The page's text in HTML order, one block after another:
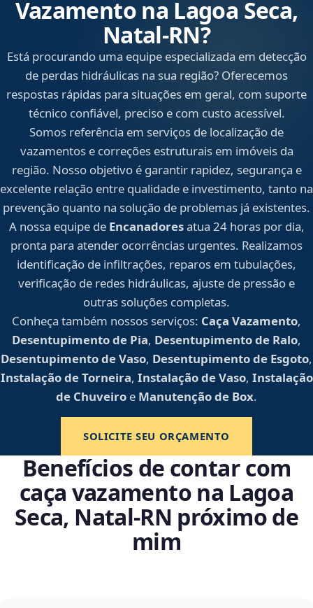
Vazamento na Lagoa Seca,
Natal‑RN?
Está procurando uma equipe especializada em detecção
de perdas hidráulicas na sua região? Oferecemos
respostas rápidas para situações em geral, com suporte
técnico confiável, preciso e com custo acessível.
Somos referência em serviços de localização de
vazamentos e correções estruturais em imóveis da
região. Nosso objetivo é garantir rapidez, segurança e
excelente relação entre qualidade e investimento, tanto na
prevenção quanto na solução de problemas já existentes.
A nossa equipe de Encanadoresatua 24 horas por dia,
pronta para atender ocorrências urgentes. Realizamos
identificação de infiltrações, reparos em tubulações,
verificação de redes hidráulicas, ajuste de pressão e
outras soluções completas.
Conheça também nossos serviços: Caça Vazamento,
Desentupimento de Pia, Desentupimento de Ralo,
Desentupimento de Vaso, Desentupimento de Esgoto,
Instalação de Torneira, Instalação de Vaso, Instalação
de Chuveiro e Manutenção de Box.
SOLICITE SEU ORÇAMENTO
Benefícios de contar com
caça vazamento na Lagoa
Seca, Natal‑RN próximo de
mim